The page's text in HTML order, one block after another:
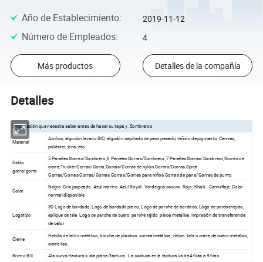
Año de Establecimiento: 2019-11-12
Número de Empleados: 4
Más productos Detalles de la compañía
Detalles
Información que necesita saber antes de hacer su tapa y. Sombreros
Material
Acrílico, algodón lavado BIO, algodón cepillado de peso pesado, teñido de pigmento, Canvas,
poliéster, lana, etc.
Estilo
gorra/gorra
5 Paneles Gorras/Sombrero ,6 Paneles Gorras/Sombrero ,7 Paneles Gorras/Sombrero,Gorras de
cierre,Trucker Gorras/Gorra,Gorras/Gorras de nylon,Gorras/Gorras,Sprot
Gorras/Gorras,Gorras/Gorras,Gorras/Gorras para niños,Gorras de pana/Gorras de punto
Color
Negro .Gris jaspeado. Azul marino. Azul Royal. Verde gris oscuro. Rojo .Khaki . Camuflaje. Color
normal disponible
Logotipo
3D Logo de bordado, Logo de bordado plano, Logo de parche de bordado, Logo de parche tejido,
aplique de tela, Logo de parche de cuero, parche tejido ,placa metálica, impresión de transferencia
de calor
Cierre
Hebilla de latón metálico, broche de plástico, correa metálica, velcro, tela o cierre de cuero metálico,
cierre liso.
Brim o Bill
Ala curva/factura o ala plana/factura . La costura en la factura va de 4 filas a 9 filas